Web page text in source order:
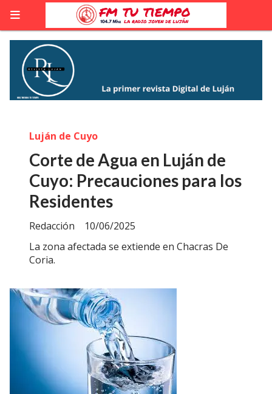
Corte de Agua en Luján de
Cuyo: Precauciones para los
Residentes
La zona afectada se extiende en Chacras De
Coria.
Luján de Cuyo
10/06/2025
Redacción